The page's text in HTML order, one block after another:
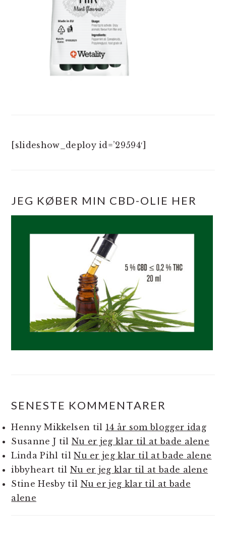
[slideshow_deploy id=’29594′]
JEG KØBER MIN CBD-OLIE HER
SENESTE KOMMENTARER
Henny Mikkelsen til 14 år som blogger idag
Susanne J til Nu er jeg klar til at bade alene
Linda Pihl tilNu er jeg klar til at bade alene
ibbyheart til Nu er jeg klar til at bade alene
Stine Hesbytil Nu er jeg klar til at bade
alene